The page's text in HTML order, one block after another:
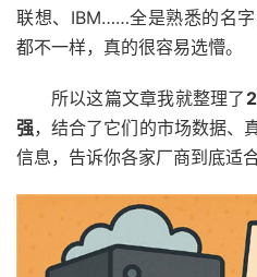
联想、IBM……全是熟悉的名
都不一样，真的很容易选懵。
所以这篇文章我就整理了
强，结合了它们的市场数据、
信息，告诉你各家厂商到底适